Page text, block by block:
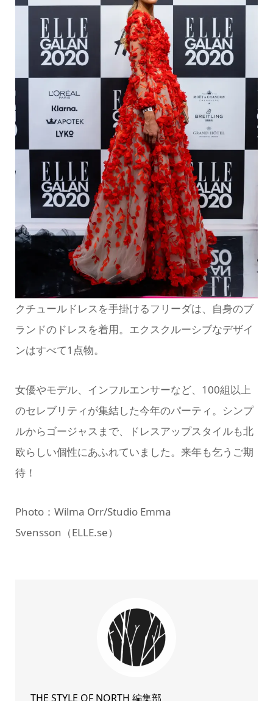
クチュールドレスを手掛けるフリーダは、自身のブ
ランドのドレスを着用。エクスクルーシブなデザイ
ンはすべて1点物。
女優やモデル、インフルエンサーなど、100組以上
のセレブリティが集結した今年のパーティ。シンプ
ルからゴージャスまで、ドレスアップスタイルも北
欧らしい個性にあふれていました。来年も乞うご期
待！
Photo：Wilma Orr/Studio Emma
Svensson（ELLE.se）
THE STYLE OF NORTH 編集部